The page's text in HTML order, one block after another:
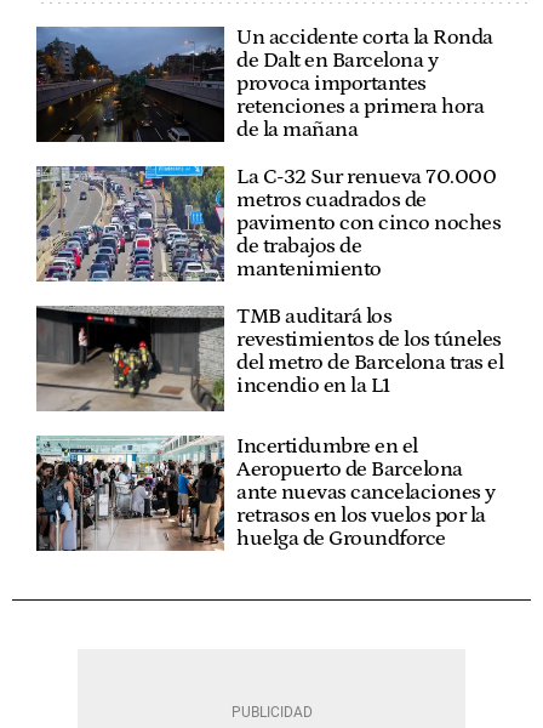
Un accidente corta la Ronda
de Dalt en Barcelona y
provoca importantes
retenciones a primera hora
de la mañana
La C-32 Sur renueva 70.000
metros cuadrados de
pavimento con cinco noches
de trabajos de
mantenimiento
TMB auditará los
revestimientos de los túneles
del metro de Barcelona tras el
incendio en la L1
Incertidumbre en el
Aeropuerto de Barcelona
ante nuevas cancelaciones y
retrasos en los vuelos por la
huelga de Groundforce